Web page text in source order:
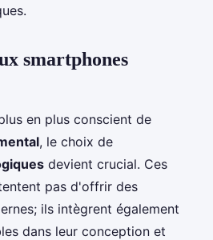
smartphones
en plus conscient de
, le choix de
devient crucial. Ces
pas d'offrir des
ils intègrent également
dans leur conception et